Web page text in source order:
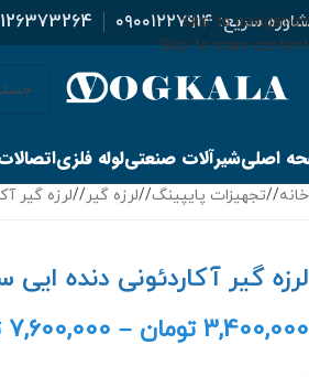
Skip to navigation
Skip to main content
سریع:۰۹۰۰۱۲۲۷۹۱۴
اصلیشیرآلات صنعتیلوله فلزی
خانه/ تجهیزات پایپینگ/ لرزه گیر/ لرزه گیر
لرزه گیر آکاردئونی دنده ایی
3,400,000 تومان –
7,600,000